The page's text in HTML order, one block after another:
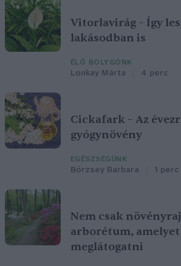
Vitorlavirág – Így
lakásodban is
ÉLŐ BOLYGÓNK
Lonkay Márta 4 perc
Cickafark – Az
gyógynövény
EGÉSZSÉGÜNK
Börzsey Barbara 1 perc
Nem csak
arborétum, amelyet
meglátogatni